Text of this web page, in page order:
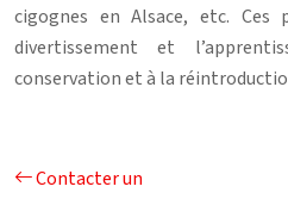
cigognes en Alsace, etc.
divertissement et
conservation et à la
Contacter un